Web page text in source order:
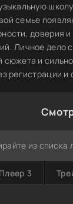
семье
доверия
Личное дело
сюжета и
регистрации и
из списка
Плеер 3